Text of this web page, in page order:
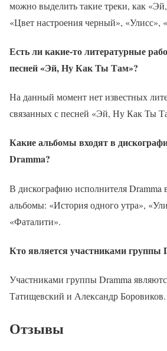
можно выделить такие треки, как
«Цвет настроения черный», «Улисс»,
Есть ли какие-то литературные
песней «Эй, Ну Как Ты Там»?
На данный момент нет известных
связанных с песней «Эй, Ну Как Ты
Какие альбомы входят в
Dramma?
В дискографию исполнителя Dramma
альбомы: «История одного утра»,
«Фаталити».
Кто является участниками группы
Участниками группы Dramma
Татищевский и Александр Боровиков.
Отзывы